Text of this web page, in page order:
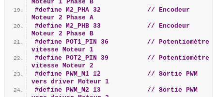
Moteur 1 Phase B
#define M2_PHA 32            // Encodeur
Moteur 2 Phase A
#define M2_PHB 33            // Encodeur
Moteur 2 Phase B
#define POT1_PIN 36          // Potentiomètre
vitesse Moteur 1
#define POT2_PIN 39          // Potentiomètre
vitesse Moteur 2
#define PWM_M1 12            // Sortie PWM
vers driver Moteur 1
#define PWM_M2 13            // Sortie PWM